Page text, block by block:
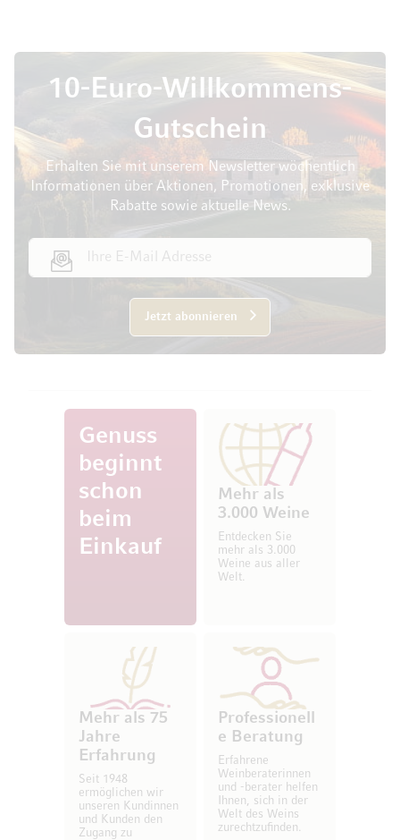
10-Euro-Willkommens-
Gutschein
Erhalten Sie mit unserem Newsletter wöchentlich
Informationen über Aktionen, Promotionen, exklusive
Rabatte sowie aktuelle News.
Jetzt abonnieren
Genuss
beginnt
schon
beim
Einkauf
Mehr als
3.000 Weine
Entdecken Sie
mehr als 3.000
Weine aus aller
Welt.
Mehr als 75
Jahre
Erfahrung
Seit 1948
ermöglichen wir
unseren Kundinnen
und Kunden den
Zugang zu
Professionell
e Beratung
Erfahrene
Weinberaterinnen
und -berater helfen
Ihnen, sich in der
Welt des Weins
zurechtzufinden.